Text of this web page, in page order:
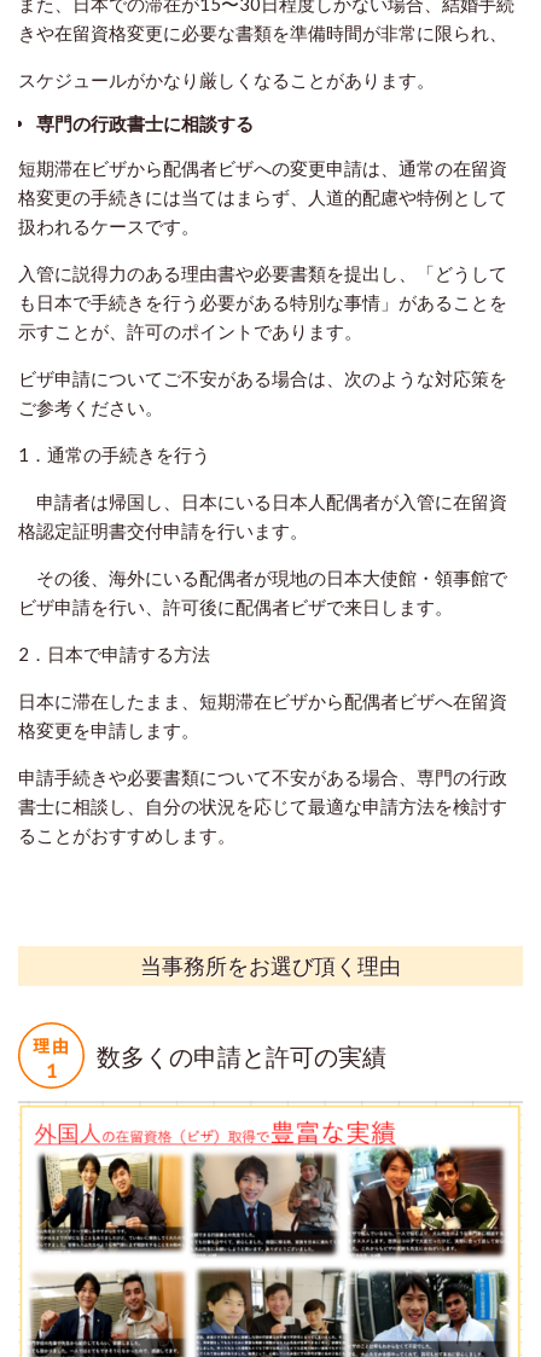
きや在留資格変更に必要な書類を準備時間が非常に限られ、
スケジュールがかなり厳しくなることがあります。
専門の行政書士に相談する
短期滞在ビザから配偶者ビザへの変更申請は、通常の在留資
格変更の手続きには当てはまらず、人道的配慮や特例として
扱われるケースです。
入管に説得力のある理由書や必要書類を提出し、「どうして
も日本で手続きを行う必要がある特別な事情」があることを
示すことが、許可のポイントであります。
ビザ申請についてご不安がある場合は、次のような対応策を
ご参考ください。
1．通常の手続きを行う
申請者は帰国し、日本にいる日本人配偶者が入管に在留資
格認定証明書交付申請を行います。
その後、海外にいる配偶者が現地の日本大使館・領事館で
ビザ申請を行い、許可後に配偶者ビザで来日します。
2．日本で申請する方法
日本に滞在したまま、短期滞在ビザから配偶者ビザへ在留資
格変更を申請します。
申請手続きや必要書類について不安がある場合、専門の行政
書士に相談し、自分の状況を応じて最適な申請方法を検討す
ることがおすすめします。
当事務所をお選び頂く理由
数多くの申請と許可の実績